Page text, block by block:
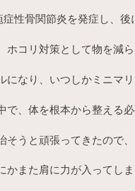
症性骨関節炎を発症し、
ホコリ対策として物を減
になり、いつしかミニマ
で、体を根本から整える
そうと頑張ってきたので
かまた肩に力が入ってしま